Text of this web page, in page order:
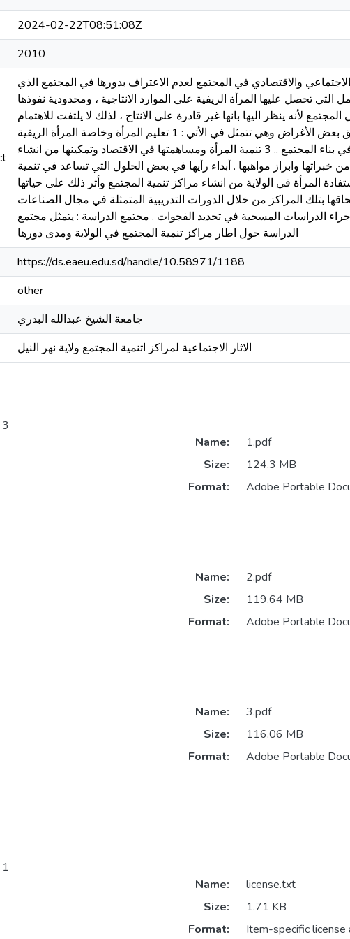
2024-02-22T08:51:08Z
2010
والاقتصادي في المجتمع لعدم الاعتراف بدورها في المجتمع الذي
تحصل عليها المرأة الريفية على الموارد الانتاجية ، ومحدودية نفوذها
لأنه ينظر اليها بانها غير قادرة على الانتاج ، لذلك لا يلتفت للاهتمام
بتعليمها . أهداف البحث : البرز اهمية هذه الدراسة بأنها تهدف إلى تحقيق بعض الأغراض وهي تتمثل في الأتي : 1 تعليم المرأة وخاصة المرأة الريفية
لكي تساهم في تنمية الريف . 2 تنمية المرأة الريفية لكي تساهم في بناء المجتمع .. 3 تنمية المرأة ومساهمتها في الاقتصاد وتمكينها من انشاء
من خبراتها وابراز مواهبها . أبداء رأيها في بعض الحلول التي تساعد في تنمية
المرأة في الولاية من انشاء مراكز تنمية المجتمع وأثر ذلك على حياتها
بتلك المراكز من خلال الدورات التدريبية المتمثلة في مجال الصناعات
الدراسات المسحية في تحديد الفجوات . مجتمع الدراسة : يتمثل مجتمع
الدراسة حول اطار مراكز تنمية المجتمع في الولاية ومدى دورها
https://ds.eaeu.edu.sd/handle/10.58971/1188
other
جامعة الشيخ عبدالله البدري
الاثار الاجتماعية لمراكز اتنمية المجتمع ولاية نهر النيل
Name:
1.pdf
Size:
124.3 MB
Format:
Adobe Portable
Name:
2.pdf
Size:
119.64 MB
Format:
Adobe Portable
Name:
3.pdf
Size:
116.06 MB
Format:
Adobe Portable
Name:
license.txt
Size:
1.71 KB
Format:
Item-specific license